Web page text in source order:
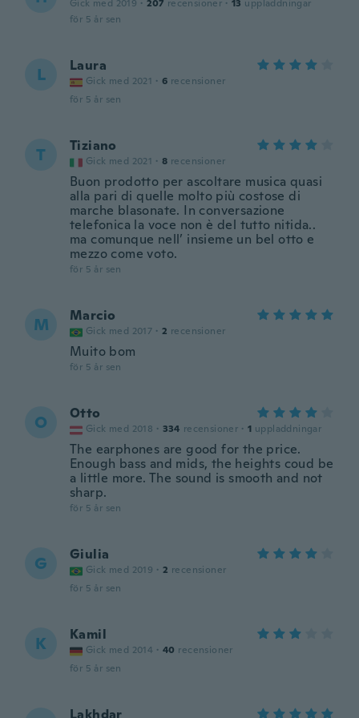
Gick med 2019 · 207 recensioner · 13 uppladdningar
för 5 år sen
L Laura
Gick med 2021 · 6 recensioner
för 5 år sen
T Tiziano
Gick med 2021 · 8 recensioner
Buon prodotto per ascoltare musica quasi
alla pari di quelle molto più costose di
marche blasonate. In conversazione
telefonica la voce non è del tutto nitida..
ma comunque nell’ insieme un bel otto e
mezzo come voto.
för 5 år sen
M Marcio
Gick med 2017 · 2 recensioner
Muito bom
för 5 år sen
O Otto
Gick med 2018 · 334 recensioner · 1 uppladdningar
The earphones are good for the price.
Enough bass and mids, the heights coud be
a little more. The sound is smooth and not
sharp.
för 5 år sen
G Giulia
Gick med 2019 · 2 recensioner
för 5 år sen
K Kamil
Gick med 2014 · 40 recensioner
för 5 år sen
Lakhdar